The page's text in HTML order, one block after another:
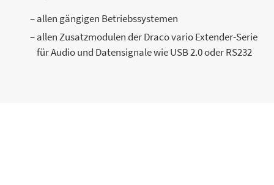
allen gängigen Betriebssystemen
allen Zusatzmodulen der Draco vario Extender-Serie
für Audio und Datensignale wie USB 2.0 oder RS232